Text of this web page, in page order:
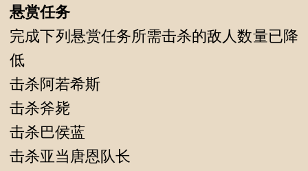
悬赏任务
完成下列悬赏任务所需击杀的敌人数量已降
低
击杀阿若希斯
击杀斧毙
击杀巴侯蓝
击杀亚当唐恩队长